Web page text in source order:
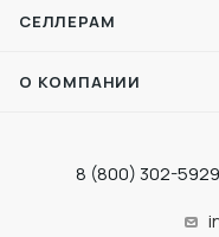
СЕЛЛЕРАМ
О КОМПАНИИ
8 (800) 302-5929